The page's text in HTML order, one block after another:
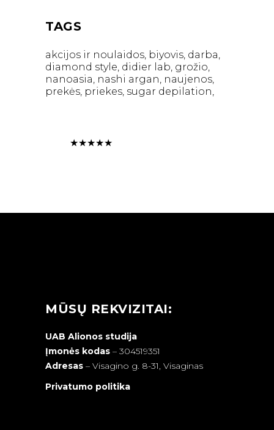
TAGS
akcijos ir noulaidos biyovis darba
diamond style didier lab grožio
nanoasia nashi argan naujenos
prekės priekes sugar depilation
★★★★★
MŪSŲ REKVIZITAI:
UAB Alionos studija
Įmonės kodas – 304519351
Adresas – Visagino g. 8-31, Visaginas
Privatumo politika